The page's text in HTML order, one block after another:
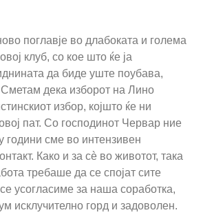
поглавје во длабоката и голема
клуб, со кое што ќе ја
да биде уште поубава,
дека изборот на Лино
избор, којшто ќе ни
пат. Со господинот Червар ние
години сме во интензивен
Како и за сè во животот, така
требаше да се спојат сите
се усогласиме за наша соработка,
исклучително горд и задоволен.